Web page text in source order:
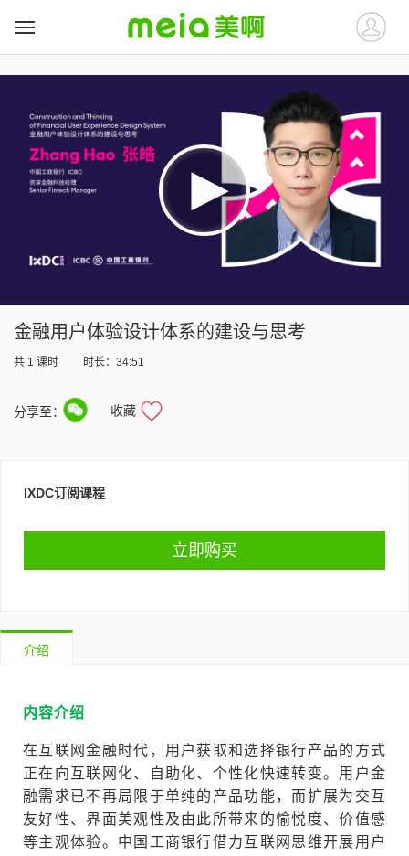
金融用户体验设计体系的建设与思考
共 1 课时 时长：34:51
分享至： 收藏
IXDC订阅课程
立即购买
介绍
内容介绍
在互联网金融时代，用户获取和选择银行产品的方式
正在向互联网化、自助化、个性化快速转变。用户金
融需求已不再局限于单纯的产品功能，而扩展为交互
友好性、界面美观性及由此所带来的愉悦度、价值感
等主观体验。中国工商银行借力互联网思维开展用户